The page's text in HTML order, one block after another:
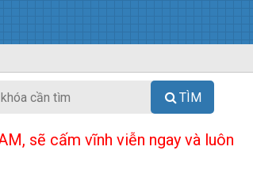
TÌM
sẽ cấm vĩnh viễn ngay và luôn